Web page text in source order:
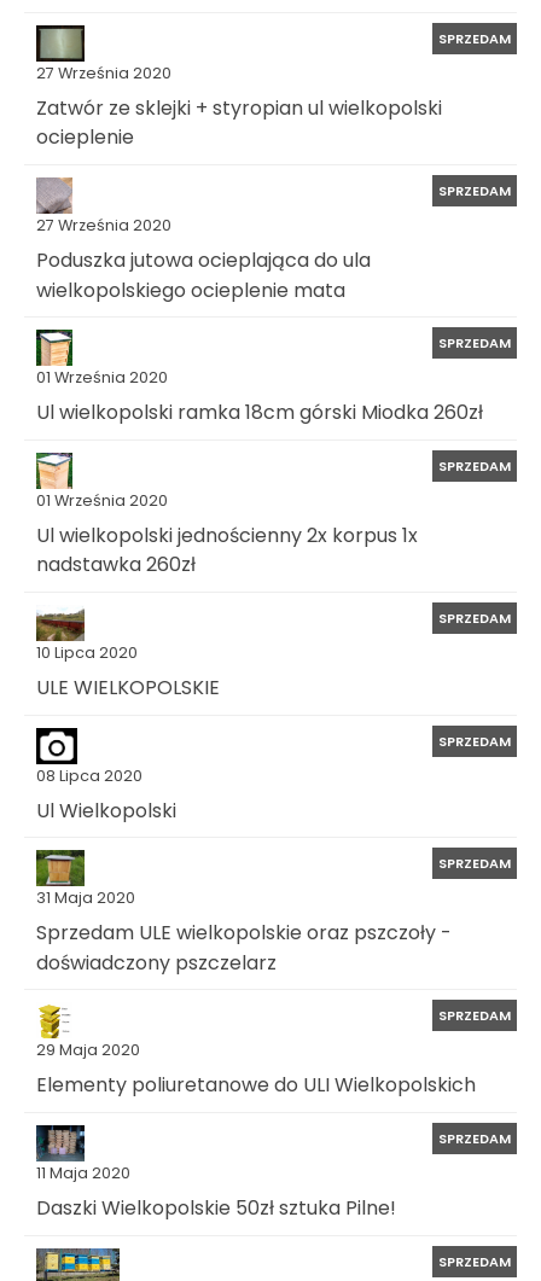
27 Września 2020
SPRZEDAM
Zatwór ze sklejki + styropian ul wielkopolski
ocieplenie
27 Września 2020
SPRZEDAM
Poduszka jutowa ocieplająca do ula
wielkopolskiego ocieplenie mata
01 Września 2020
SPRZEDAM
Ul wielkopolski ramka 18cm górski Miodka 260zł
01 Września 2020
SPRZEDAM
Ul wielkopolski jednościenny 2x korpus 1x
nadstawka 260zł
10 Lipca 2020
SPRZEDAM
ULE WIELKOPOLSKIE
08 Lipca 2020
SPRZEDAM
Ul Wielkopolski
31 Maja 2020
SPRZEDAM
Sprzedam ULE wielkopolskie oraz pszczoły -
doświadczony pszczelarz
29 Maja 2020
SPRZEDAM
Elementy poliuretanowe do ULI Wielkopolskich
11 Maja 2020
SPRZEDAM
Daszki Wielkopolskie 50zł sztuka Pilne!
SPRZEDAM